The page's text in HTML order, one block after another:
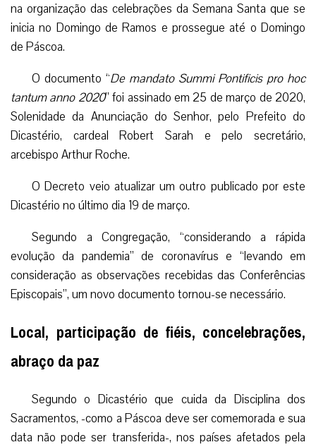
na organização das celebrações da Semana Santa que se
inicia no Domingo de Ramos e prossegue até o Domingo
de Páscoa.
O documento “De mandato Summi Pontificis pro hoc
tantum anno 2020” foi assinado em 25 de março de 2020,
Solenidade da Anunciação do Senhor, pelo Prefeito do
Dicastério, cardeal Robert Sarah e pelo secretário,
arcebispo Arthur Roche.
O Decreto veio atualizar um outro publicado por este
Dicastério no último dia 19 de março.
Segundo a Congregação, “considerando a rápida
evolução da pandemia” de coronavírus e “levando em
consideração as observações recebidas das Conferências
Episcopais”, um novo documento tornou-se necessário.
Local, participação de fiéis, concelebrações,
abraço da paz
Segundo o Dicastério que cuida da Disciplina dos
Sacramentos, -como a Páscoa deve ser comemorada e sua
data não pode ser transferida-, nos países afetados pela